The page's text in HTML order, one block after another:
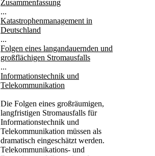
Zusammenfassung
...
Katastrophenmanagement in
Deutschland
...
Folgen eines langandauernden und
großflächigen Stromausfalls
...
Informationstechnik und
Telekommunikation
Die Folgen eines großräumigen,
langfristigen Stromausfalls für
Informationstechnik und
Telekommunikation müssen als
dramatisch eingeschätzt werden.
Telekommunikations- und